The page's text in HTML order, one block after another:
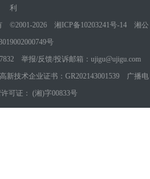
利
©2001-2026 湘ICP备10203241号-14
湘公
号
举报/反馈/投诉邮箱：ujigu@ujigu.com
新技术企业证书：GR202143001539 广播电
可证： (湘)字00833号